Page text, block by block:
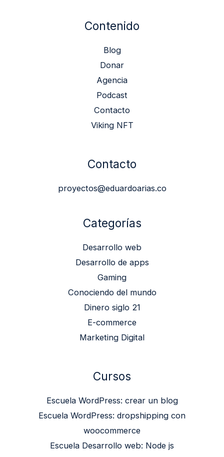
Contenido
Blog
Donar
Agencia
Podcast
Contacto
Viking NFT
Contacto
proyectos@eduardoarias.co
Categorías
Desarrollo web
Desarrollo de apps
Gaming
Conociendo del mundo
Dinero siglo 21
E-commerce
Marketing Digital
Cursos
Escuela WordPress: crear un blog
Escuela WordPress: dropshipping con
woocommerce
Escuela Desarrollo web: Node js